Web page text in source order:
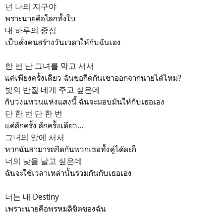
넌 나의 지구야
พราะนายคือโลกทั้งใบ
내 하루의 중심
เป็นดั่งคนสร้างวันเวลาให้กับฉันเอง
한 번 난 그녀를 막고 서서
แค่เพียงครั้งเดียว ฉันขอกีดกันเขาออกจากนายได้ไหม?
빛의 반질 네게 주고 싶은데
กับวงแหวนแห่งแสงนี้ ฉันจะมอบมันให้กับเธอเอง
단 한 번 단 한 번
แค่สักครั้ง สักครั้งเดียว...
그녀의 앞에 서서
หากฉันสามารถกีดกันพวกเธอทั้งคู่ได้ละก็
너의 낮을 날고 싶은데
ฉันจะใช้เวลาเหล่านั้นร่วมกันกับเธอเอง
너는 내 Destiny
เพราะนายคือพรหมลิขิตของฉัน